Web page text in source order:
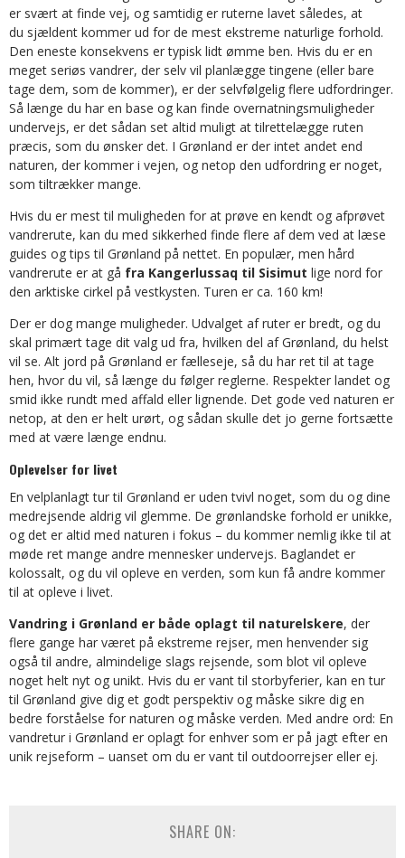
er svært at finde vej, og samtidig er ruterne lavet således, at
du sjældent kommer ud for de mest ekstreme naturlige forhold.
Den eneste konsekvens er typisk lidt ømme ben. Hvis du er en
meget seriøs vandrer, der selv vil planlægge tingene (eller bare
tage dem, som de kommer), er der selvfølgelig flere udfordringer.
Så længe du har en base og kan finde overnatningsmuligheder
undervejs, er det sådan set altid muligt at tilrettelægge ruten
præcis, som du ønsker det. I Grønland er der intet andet end
naturen, der kommer i vejen, og netop den udfordring er noget,
som tiltrækker mange.
Hvis du er mest til muligheden for at prøve en kendt og afprøvet
vandrerute, kan du med sikkerhed finde flere af dem ved at læse
guides og tips til Grønland på nettet. En populær, men hård
vandrerute er at gå fra Kangerlussaq til Sisimut lige nord for
den arktiske cirkel på vestkysten. Turen er ca. 160 km!
Der er dog mange muligheder. Udvalget af ruter er bredt, og du
skal primært tage dit valg ud fra, hvilken del af Grønland, du helst
vil se. Alt jord på Grønland er fælleseje, så du har ret til at tage
hen, hvor du vil, så længe du følger reglerne. Respekter landet og
smid ikke rundt med affald eller lignende. Det gode ved naturen er
netop, at den er helt urørt, og sådan skulle det jo gerne fortsætte
med at være længe endnu.
Oplevelser for livet
En velplanlagt tur til Grønland er uden tvivl noget, som du og dine
medrejsende aldrig vil glemme. De grønlandske forhold er unikke,
og det er altid med naturen i fokus – du kommer nemlig ikke til at
møde ret mange andre mennesker undervejs. Baglandet er
kolossalt, og du vil opleve en verden, som kun få andre kommer
til at opleve i livet.
Vandring i Grønland er både oplagt til naturelskere, der
flere gange har været på ekstreme rejser, men henvender sig
også til andre, almindelige slags rejsende, som blot vil opleve
noget helt nyt og unikt. Hvis du er vant til storbyferier, kan en tur
til Grønland give dig et godt perspektiv og måske sikre dig en
bedre forståelse for naturen og måske verden. Med andre ord: En
vandretur i Grønland er oplagt for enhver som er på jagt efter en
unik rejseform – uanset om du er vant til outdoorrejser eller ej.
SHARE ON: